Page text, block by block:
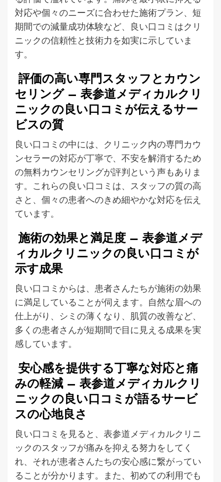
対応や個々のニーズに合わせた施術プラン、短
期間での減量成功体験など、良い口コミはクリ
ニックの信頼性と技術力を如実に示していま
す。
評価の高い専門スタッフとカウン
セリング – 表参道メディカルクリ
ニックの良い口コミが伝えるサー
ビスの質
良い口コミの中には、クリニック内の専門カウ
ンセラーの対応が丁寧で、不安を解消するため
の無料カウンセリングが評判という声もありま
す。これらの良い口コミは、スタッフの質の高
さと、個々の患者へのきめ細やかな対応を伝え
ています。
施術の効果と満足度 – 表参道メデ
ィカルクリニックの良い口コミが
示す成果
良い口コミからは、患者さんたちが施術の効果
に満足していることが伺えます。自然な眉への
仕上がり、シミの薄くなり、肌質の改善など、
多くの患者さんが短期間で目に見える成果を実
感しています。
安心感を提供する丁寧な対応と痛
みの軽減 – 表参道メディカルクリ
ニックの良い口コミが語るサービ
スの心地良さ
良い口コミを見ると、表参道メディカルクリニ
ックのスタッフが痛みを抑える努力をしてく
れ、それが患者さんたちの安心感に繋がってい
ることが分かります。また、初めての利用でも